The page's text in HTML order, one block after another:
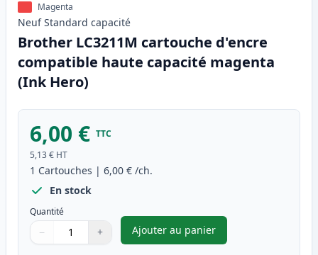
Magenta
Neuf Standard capacité
Brother LC3211M cartouche d'encre
compatible haute capacité magenta
(Ink Hero)
6,00 € TTC
5,13 € HT
1 Cartouches | 6,00 € /ch.
En stock
Quantité
Quantité
Utilisez les boutons pour ajuster
− +
Quantité
Ajouter au panier
,Brother LC3211M